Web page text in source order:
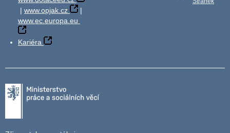
| www.opjak.cz
|
www.ec.europa.eu
Kariéra